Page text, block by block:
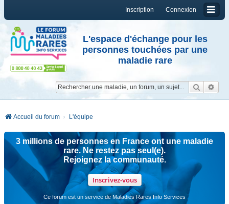
Connexion
Inscription
L'espace d'échange pour les
personnes touchées par une
maladie rare
Accueil du forum L'équipe
3 millions de personnes en France ont une maladie
rare. Ne restez pas seul(e).
Rejoignez la communauté.
Inscrivez-vous
Ce forum est un service de Maladies Rares Info Services